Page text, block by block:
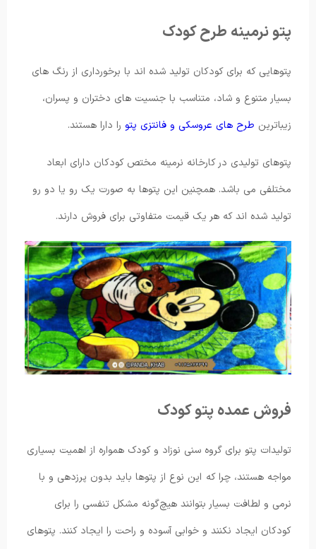
پتو نرمینه طرح کودک
پتوهایی که برای کودکان تولید شده اند با برخورداری از رنگ های
بسیار متنوع و شاد، متناسب با جنسیت های دختران و پسران،
زیباترین طرح های عروسکی و فانتزی پتو را دارا هستند.
پتوهای تولیدی در کارخانه نرمینه مختص کودکان دارای ابعاد
مختلفی می باشد. همچنین این پتوها به صورت یک رو یا دو رو
تولید شده اند که هر یک قیمت متفاوتی برای فروش دارند.
فروش عمده پتو کودک
تولیدات پتو برای گروه سنی نوزاد و کودک همواره از اهمیت بسیاری
مواجه هستند، چرا که این نوع از پتوها باید بدون پرزدهی و با
نرمی و لطافت بسیار بتوانند هیچ‌گونه مشکل تنفسی را برای
کودکان ایجاد نکنند و خوابی آسوده و راحت را ایجاد کنند. پتوهای